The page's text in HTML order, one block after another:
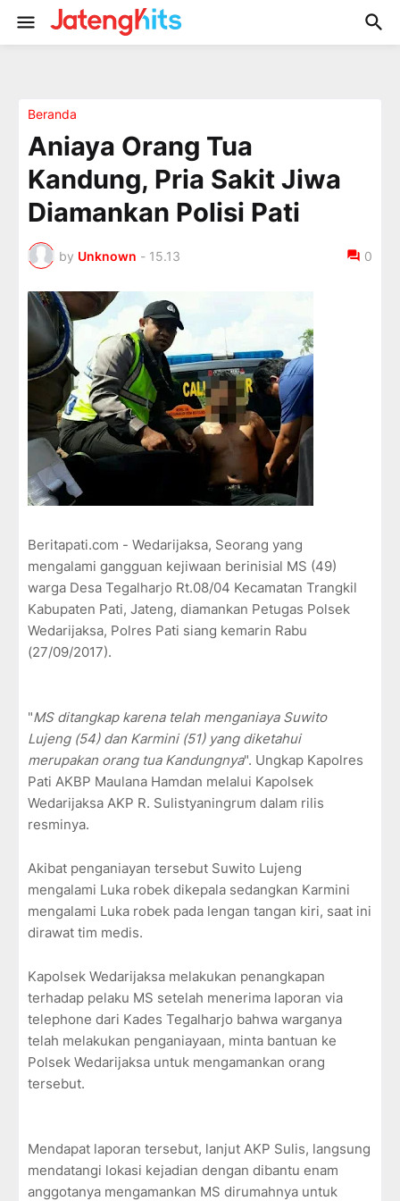
Beranda
Aniaya Orang Tua
Kandung, Pria Sakit Jiwa
Diamankan Polisi Pati
by Unknown - 15.13 0
Beritapati.com - Wedarijaksa, Seorang yang
mengalami gangguan kejiwaan berinisial MS (49)
warga Desa Tegalharjo Rt.08/04 Kecamatan Trangkil
Kabupaten Pati, Jateng, diamankan Petugas Polsek
Wedarijaksa, Polres Pati siang kemarin Rabu
(27/09/2017).
"MS ditangkapkarena telah menganiaya Suwito
Lujeng(54) dan Karmini(51) yang diketahui
merupakan orang tua Kandungnya". Ungkap Kapolres
Pati AKBP Maulana Hamdan melalui Kapolsek
Wedarijaksa AKP R. Sulistyaningrum dalam rilis
resminya.
Akibat penganiayan tersebut Suwito Lujeng
mengalami Luka robek dikepala sedangkan Karmini
mengalami Luka robek pada lengan tangan kiri, saat ini
dirawat tim medis.
Kapolsek Wedarijaksa melakukan penangkapan
terhadap pelaku MS setelah menerima laporan via
telephone dari Kades Tegalharjo bahwa warganya
telah melakukan penganiayaan, minta bantuan ke
Polsek Wedarijaksa untuk mengamankan orang
tersebut.
Mendapat laporan tersebut, lanjut AKP Sulis, langsung
mendatangi lokasi kejadian dengan dibantu enam
anggotanya mengamankan MS dirumahnya untuk